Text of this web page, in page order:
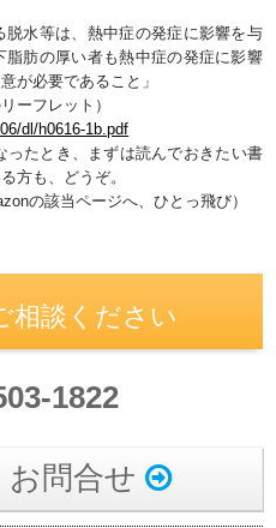
脱水等は、熱中症の発症に影響を与
肪の厚い者も熱中症の発症に影響
が必要であること」
ーフレット）
dl/h0616-1b.pdf
たとき、まずは読んでおきたい書
方も、どうぞ。
の該当ページへ、ひとっ飛び）
相談ください
1822
お問合せ